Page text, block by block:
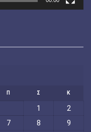
Π Σ Κ
1
2
7 8
9